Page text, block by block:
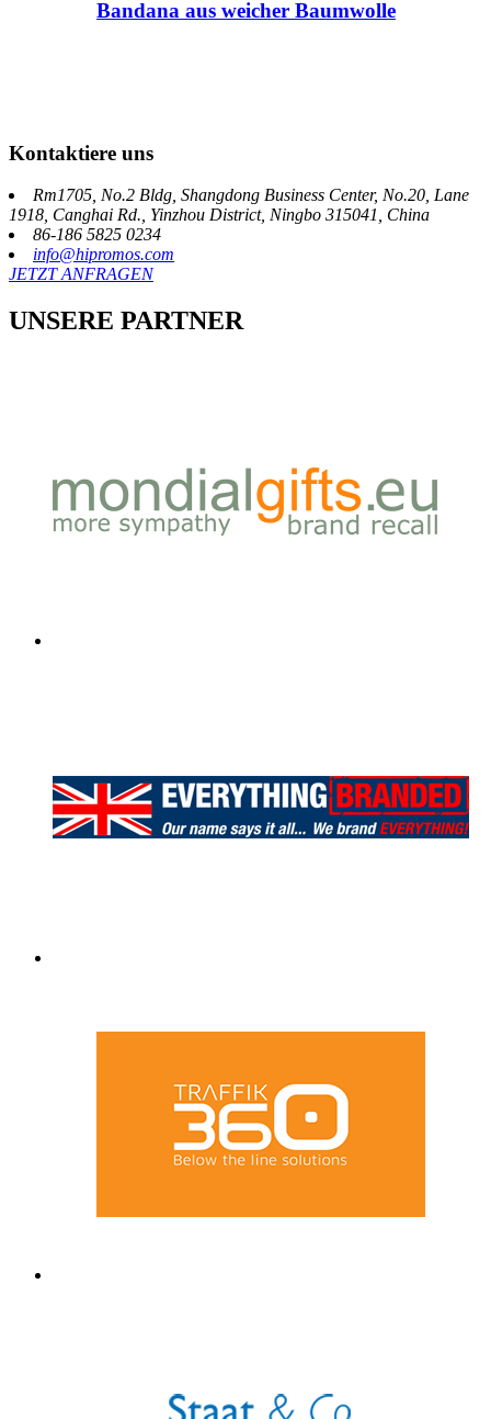
Bandana aus weicher Baumwolle
Kontaktiere uns
Rm1705, No.2 Bldg, Shangdong Business Center, No.20, Lane
1918, Canghai Rd., Yinzhou District, Ningbo 315041, China
86-186 5825 0234
info@hipromos.com
JETZT ANFRAGEN
UNSERE PARTNER